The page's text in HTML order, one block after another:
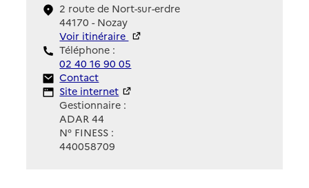
2 route de Nort-sur-erdre
44170 - Nozay
Voir itinéraire
Téléphone :
02 40 16 90 05
Contact
Contact
Site Internet
Site internet
Gestionnaire :
ADAR 44
N° FINESS :
440058709